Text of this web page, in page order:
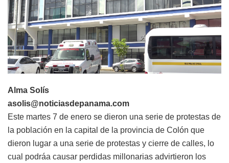
Alma Solís
asolis@noticiasdepanama.com
Este martes 7 de enero se dieron una serie de protestas de
la población en la capital de la provincia de Colón que
dieron lugar a una serie de protestas y cierre de calles, lo
cual podráa causar perdidas millonarias advirtieron los